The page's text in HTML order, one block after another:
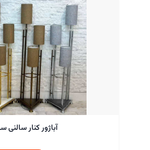
آباژور کنار